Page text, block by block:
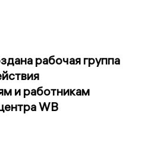
рабочая группа
и работникам
WB